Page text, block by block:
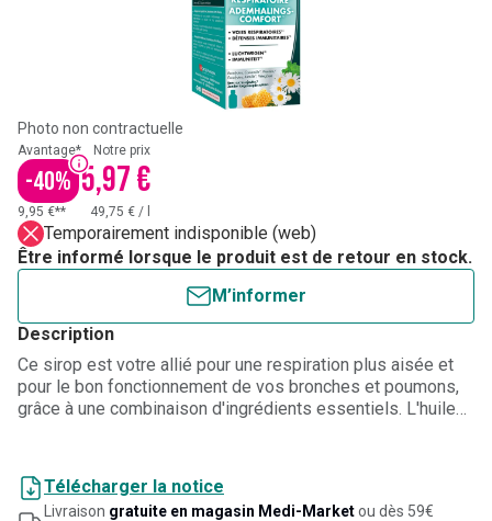
Photo non contractuelle
Avantage*
-40%
Notre prix
5,97 €
9,95 €** 49,75 € /
Temporairement indisponible (web)
Être informé lorsque le produit est de retour en stock.
M’informer
Description
Ce sirop est votre allié pour une respiration plus aisée et
pour le bon fonctionnement de vos bronches et poumons,
grâce à une combinaison d'ingrédients essentiels. L'huile
soulagement libérateur et facilitant une respiration plus
fluide.Télécharger la notice
Livraison gratuite en magasin Medi-Marketou dès 59€